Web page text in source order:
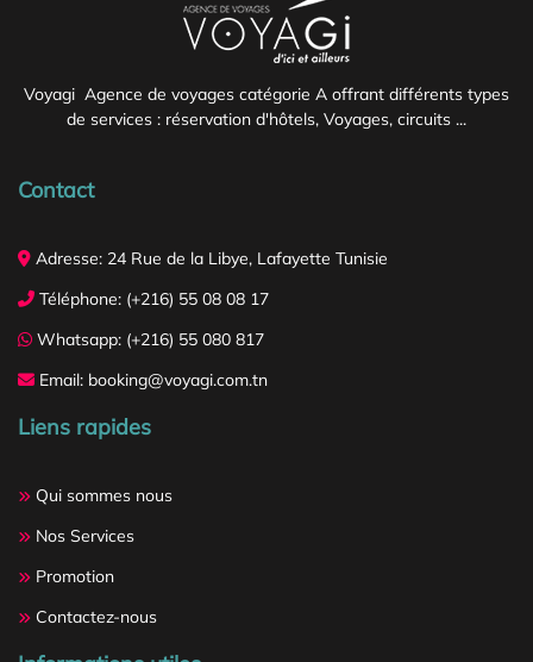
Ce voyage vous promet un séjour
inoubliable mêlant découverte,
relaxation et immersion culturelle,
idéal pour tous les types de
voyageurs.
Voyagi Agence de voyages catégorie A offrant différents types
de services : réservation d'hôtels, Voyages, circuits ...
Contact
Adresse: 24 Rue de la Libye, Lafayette Tunisie
Téléphone: (+216) 55 08 08 17
Whatsapp: (+216) 55 080 817
Email: booking@voyagi.com.tn
Liens rapides
Qui sommes nous
Nos Services
Promotion
Contactez-nous